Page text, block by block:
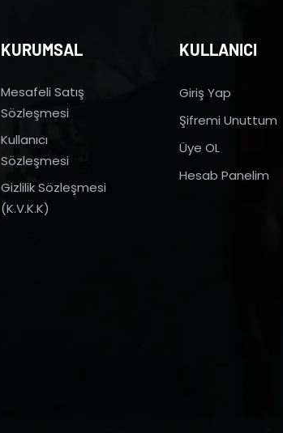
KURUMSAL
Mesafeli Satış
Sözleşmesi
Kullanıcı
Sözleşmesi
Gizlilik Sözleşmesi
(K.V.K.K)
KULLANICI
Giriş Yap
Şifremi Unuttum
Üye OL
Hesab Panelim